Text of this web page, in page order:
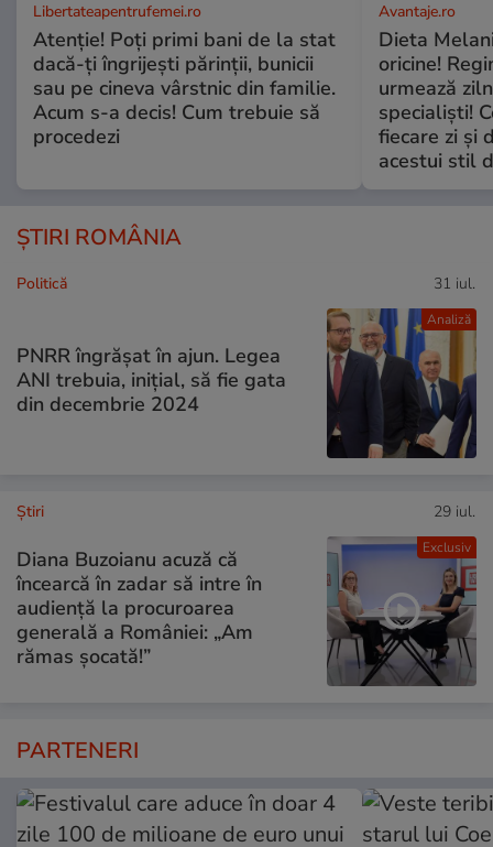
Libertateapentrufemei.ro
Atenție! Poți primi bani de la stat
dacă-ți îngrijești părinții, bunicii
sau pe cineva vârstnic din familie.
Acum s-a decis! Cum trebuie să
procedezi
Avantaje.ro
Dieta
oricine!
urmează
specialiști!
fiecare zi și
acestui stil
ȘTIRI ROMÂNIA
Analiză
Politică 31 iul.
PNRR îngrășat în ajun. Legea
ANI trebuia, inițial, să fie gata
din decembrie 2024
Exclusiv
Ştiri 29 iul.
Diana Buzoianu acuză că
încearcă în zadar să intre în
audiență la procuroarea
generală a României: „Am
rămas șocată!”
PARTENERI